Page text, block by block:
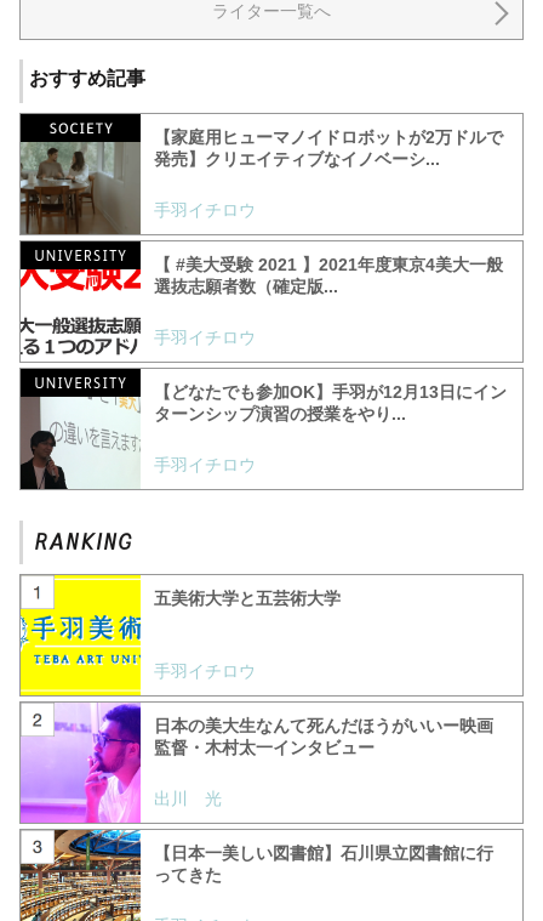
ライター一覧へ
おすすめ記事
【家庭用ヒューマノイドロボットが2万ドルで
発売】クリエイティブなイノベーシ...
手羽イチロウ
【 #美大受験 2021 】2021年度東京4美大一般
選抜志願者数（確定版...
手羽イチロウ
【どなたでも参加OK】手羽が12月13日にイン
ターンシップ演習の授業をやり...
手羽イチロウ
五美術大学と五芸術大学
手羽イチロウ
日本の美大生なんて死んだほうがいいー映画
監督・木村太一インタビュー
出川 光
【日本一美しい図書館】石川県立図書館に行
ってきた